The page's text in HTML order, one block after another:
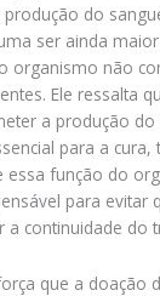
do
ser ainda
organismo não
Ele ressalta
a produção do
para a
essa função do
para evitar
a continuidade do
que a doação